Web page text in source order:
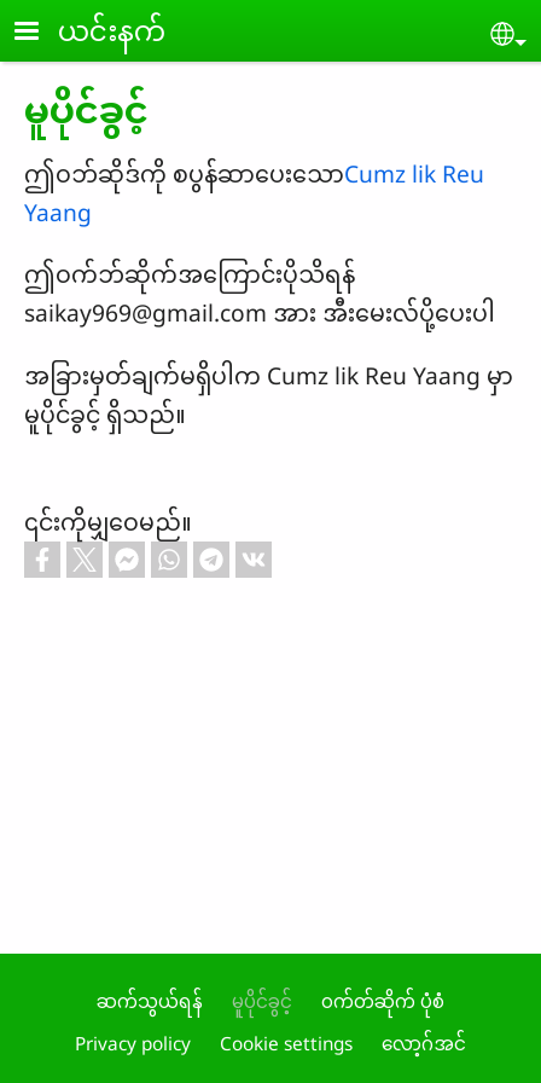
Skip to main content
ယ‌င်းနက်
မူပိုင်ခွင့်
ဤဝဘ်ဆိုဒ်ကို စပွန်ဆာပေးသောCumz lik Reu
Yaang
ဤဝက်ဘ်ဆိုက်အကြောင်းပိုသိရန်
saikay969@gmail.com အား အီးမေးလ်ပို့ပေးပါ
အခြားမှတ်ချက်မရှိပါက Cumz lik Reu Yaang မှာ
မူပိုင်ခွင့် ရှိသည်။
၎င်းကိုမျှဝေမည်။
Footer
ဆက်သွယ်ရန် မူပိုင်ခွင့်
ဝက်တ်ဆိုက် ပုံစံ
Privacy policy
Cookie settings လော့ဂ်အင်